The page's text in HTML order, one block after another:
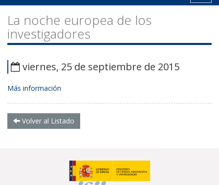
La noche europea de los
investigadores
viernes, 25 de septiembre de 2015
Más información
Volver al Listado